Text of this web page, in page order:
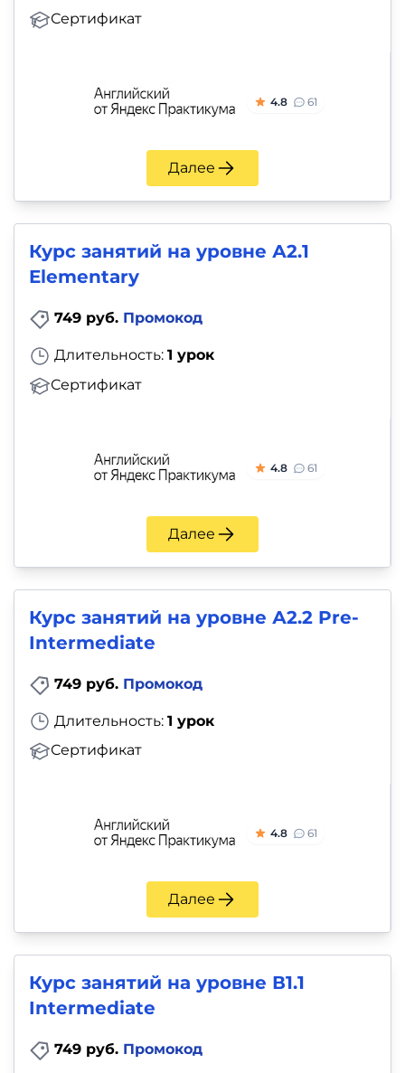
Сертификат
4.8 61
Далее
Курс занятий на уровне А2.1
Elementary
749 руб. Промокод
Длительность: 1 урок
Сертификат
4.8 61
Далее
Курс занятий на уровне А2.2 Pre-
Intermediate
749 руб. Промокод
Длительность: 1 урок
Сертификат
4.8 61
Далее
Курс занятий на уровне В1.1
Intermediate
749 руб. Промокод